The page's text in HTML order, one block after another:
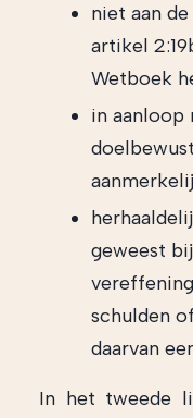
niet aan
artikel
Wetboek
in aanloop
geweest
schulden
daarvan
In het tweede